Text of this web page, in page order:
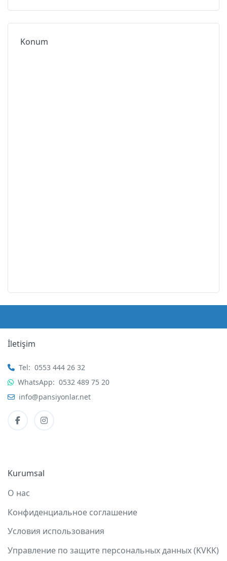
Konum
İletişim
Tel: 0553 444 26 32
WhatsApp: 0532 489 75 20
info@pansiyonlar.net
Kurumsal
О нас
Конфиденциальное соглашение
Условия использования
Управление по защите персональных данных (KVKK)